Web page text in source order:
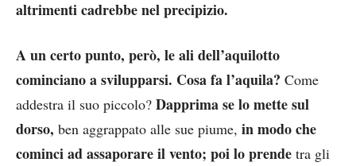
altrimenti cadrebbe nel precipizio.
A un certo punto, però, le ali dell’aquilotto
cominciano a svilupparsi. Cosa fa l’aquila? Come
addestra il suo piccolo? Dapprima se lo mette sul
dorso, ben aggrappato alle sue piume, in modo che
cominci ad assaporare il vento; poi lo prende tra gli